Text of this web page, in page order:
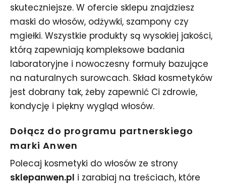
skuteczniejsze. W ofercie sklepu znajdziesz
maski do włosów, odżywki, szampony czy
mgiełki. Wszystkie produkty są wysokiej jakości,
którą zapewniają kompleksowe badania
laboratoryjne i nowoczesny formuły bazujące
na naturalnych surowcach. Skład kosmetyków
jest dobrany tak, żeby zapewnić Ci zdrowie,
kondycję i piękny wygląd włosów.
Dołącz do programu partnerskiego
marki Anwen
Polecaj kosmetyki do włosów ze strony
sklepanwen.pl i zarabiaj na treściach, które